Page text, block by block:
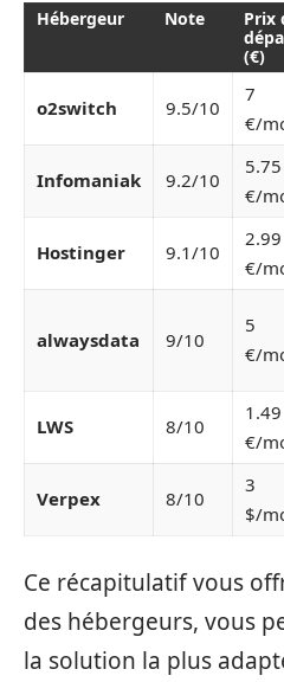
Hébergeur Note
Prix
(€)
o2switch 9.5/10
7
€/
Infomaniak 9.2/10
5.75
€/
Hostinger 9.1/10
2.99
€/
alwaysdata 9/10
5
€/
LWS 8/10
1.49
€/
Verpex 8/10
3
$/
Ce récapitulatif vous
des hébergeurs, vous
la solution la plus